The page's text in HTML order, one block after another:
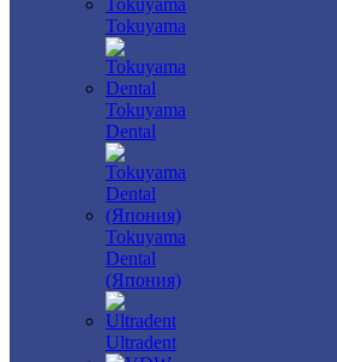
Tokuyama
Tokuyama
Dental
Tokuyama
Dental
(Япония)
Ultradent